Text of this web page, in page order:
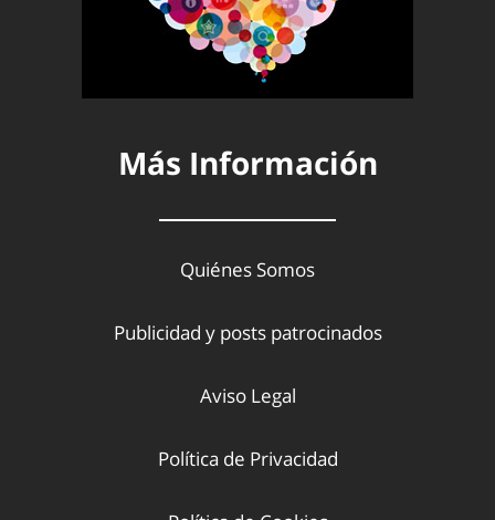
Más Información
Quiénes Somos
Publicidad y posts patrocinados
Aviso Legal
Política de Privacidad